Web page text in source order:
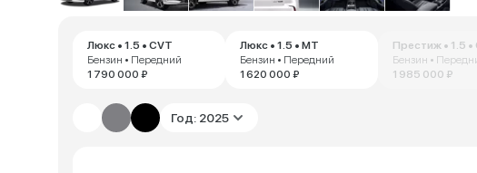
Люкс • 1.5 • CVT
Бензин • Передний
1 790 000 ₽
Люкс • 1.5 • MT
Бензин • Передний
1 620 000 ₽
Престиж • 1.5 •
Бензин •
1 985 000 ₽
Год: 2025